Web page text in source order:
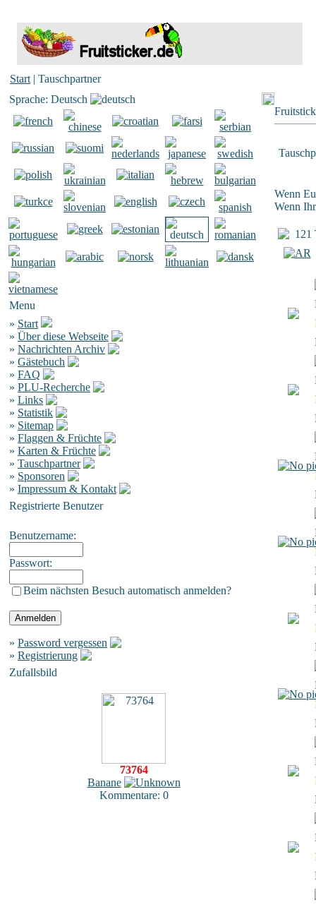
Start | Tauschpartner
Sprache: Deutsch
Menu
» Start
» Über diese Webseite
» Nachrichten Archiv
» Gästebuch
» FAQ
» PLU-Recherche
» Links
» Statistik
» Sitemap
» Flaggen & Früchte
» Karten & Früchte
» Tauschpartner
» Sponsoren
» Impressum & Kontakt
Registrierte Benutzer
Benutzername:
Passwort:
Beim nächsten Besuch automatisch anmelden?
» Password vergessen
» Registrierung
Zufallsbild
73764
Banane
Kommentare: 0
Wenn
Wenn
121